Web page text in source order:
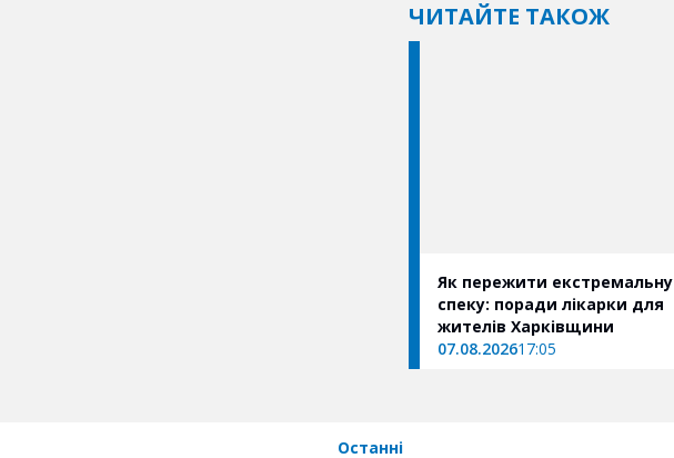
ЧИТАЙТЕ ТАКОЖ
Як пережити екстремальну
спеку: поради лікарки для
жителів Харківщини
07.08.202617:05
Останні